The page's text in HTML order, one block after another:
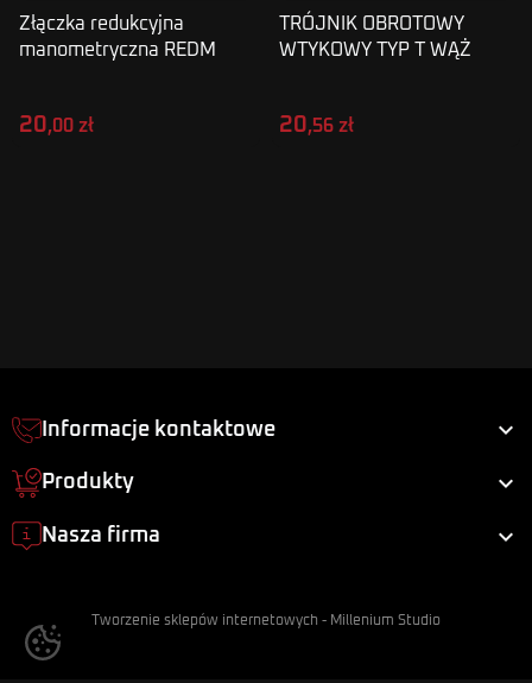
Złączka redukcyjna
manometryczna REDM
20,00 zł
TRÓJNIK OBROTOWY
WTYKOWY TYP T WĄŻ
20,56 zł
Informacje kontaktowe 
Produkty 
Nasza firma 
Tworzenie sklepów internetowych - Millenium Studio